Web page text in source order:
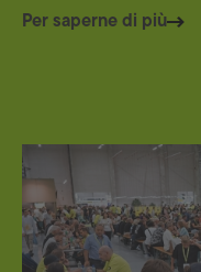
Per saperne di più